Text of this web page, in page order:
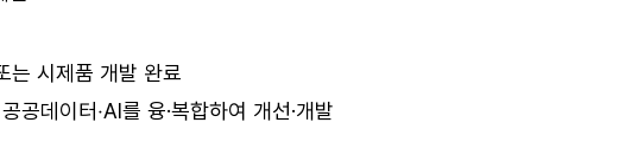
는 시제품 개발 완료
데이터‧AI를 융·복합하여 개선·개발